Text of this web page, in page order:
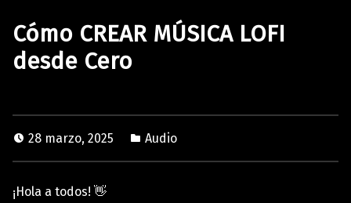
Cómo CREAR MÚSICA LOFI
desde Cero
28 marzo, 2025 Audio
¡Hola a todos! 👋